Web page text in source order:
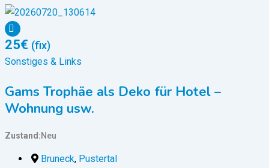
25€ (fix)
Sonstiges & Links
Gams Trophäe als Deko für Hotel –
Wohnung usw.
Zustand Neu
Bruneck, Pustertal